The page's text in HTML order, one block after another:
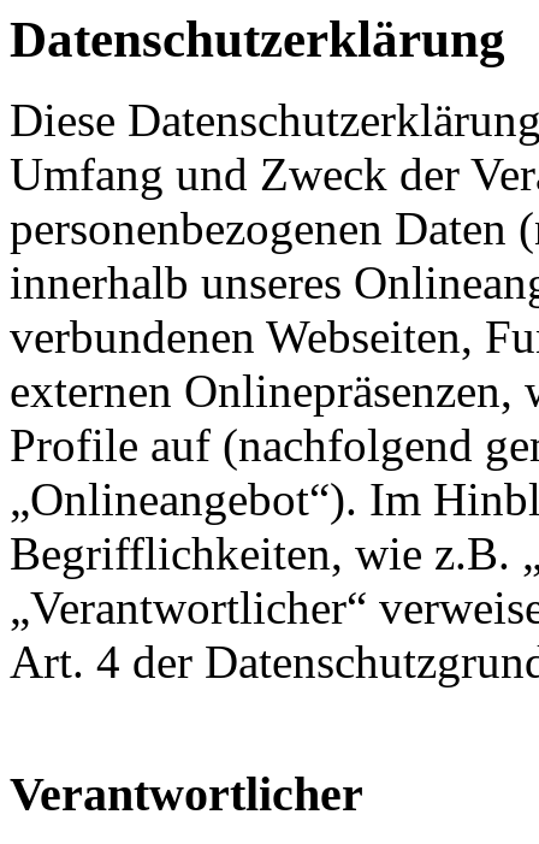
Datenschutzerklärung
Diese
Umfang und Zweck der
personenbezogenen Daten
innerhalb unseres
verbundenen Webseiten,
externen
Profile auf (nachfolgend
„Onlineangebot“). Im
Begrifflichkeiten, wie z.B.
„Verantwortlicher“
Art. 4 der
Verantwortlicher